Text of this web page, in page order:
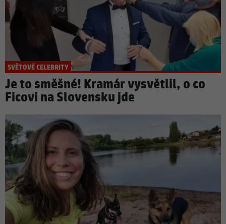
SVĚTOVÉ CELEBRITY
Je to směšné! Kramár vysvětlil, o co
Ficovi na Slovensku jde